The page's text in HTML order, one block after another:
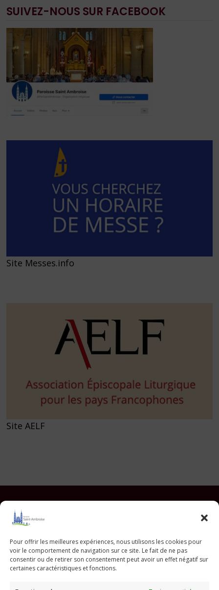
Pour offrir les meilleures expériences, nous utilisons les cookies pour
voir le comportement de navigation sur ce site. Le fait de ne pas
consentir ou de retirer son consentement peut avoir un effet négatif sur
certaines caractéristiques et fonctions.
SUIVEZ-NOUS SUR FACEBOOK
Site Messes.info
Site AELF
Paroisse Saint Ambroise
33 avenue Parmentier - 75011 Paris